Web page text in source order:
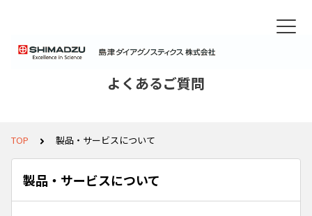
よくあるご質問
TOP 製品・サービスについて
製品・サービスについて